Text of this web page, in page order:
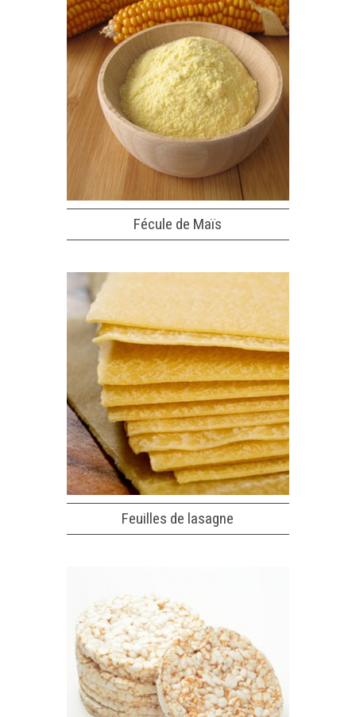
Fécule de Maïs
Feuilles de lasagne